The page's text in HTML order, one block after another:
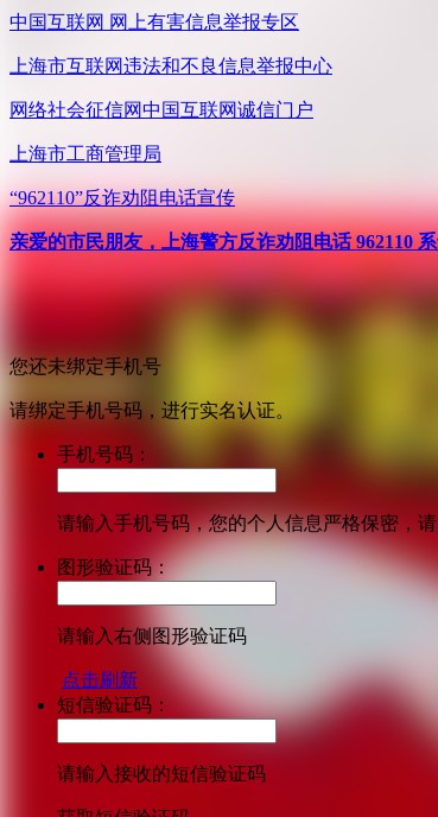
中国互联网 网上有害信息举报专区
上海市互联网违法和不良信息举报中心
网络社会征信网中国互联网诚信门户
上海市工商管理局
“962110”反诈劝阻电话宣传
亲爱的市民朋友，上海警方反诈劝阻电话 962110
您还未绑定手机号
请绑定手机号码，进行实名认证。
手机号码：
请输入手机号码，您的个人信息严格保密，
图形验证码：
请输入右侧图形验证码
点击刷新
短信验证码：
请输入接收的短信验证码